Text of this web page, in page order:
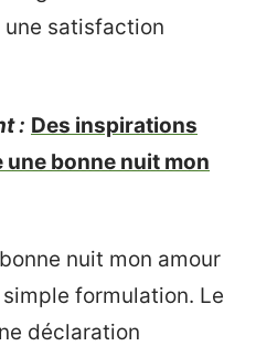
satisfaction
: Des inspirations
bonne nuit mon
nuit mon amour
simple formulation. Le
déclaration